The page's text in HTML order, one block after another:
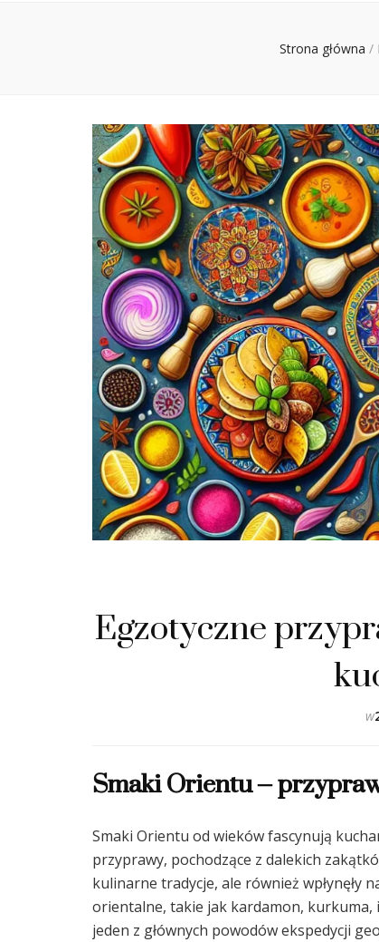
Strona główna /
Egzotyczne
w
Smaki Orientu –
Smaki Orientu od wieków fascynują
przyprawy, pochodzące z dalekich
kulinarne tradycje, ale również wpłynęły
orientalne, takie jak kardamon, kurkuma,
jeden z głównych powodów ekspedycji